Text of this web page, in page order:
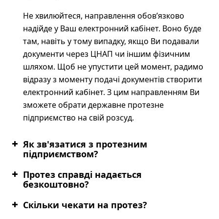
Не хвилюйтеся, направлення обов’язково
надійде у Ваш електронний кабінет. Воно буде
там, навіть у тому випадку, якщо Ви подавали
документи через ЦНАП чи іншим фізичним
шляхом. Щоб не упустити цей момент, радимо
відразу з моменту подачі документів створити
електронний кабінет. З цим направленням Ви
зможете обрати державне протезне
підприємство на свій розсуд.
Як зв'язатися з протезним
підприємством?
Протез справді надається
безкоштовно?
Скільки чекати на протез?